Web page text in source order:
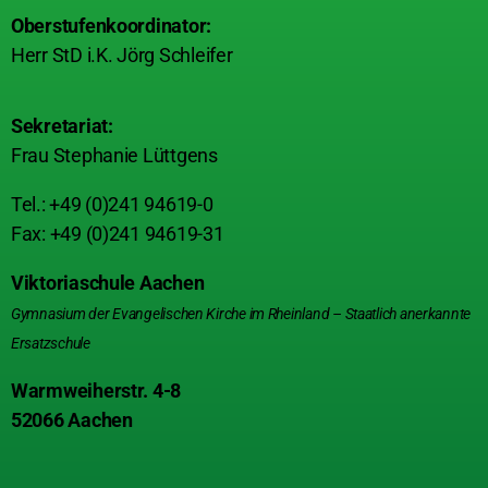
Oberstufenkoordinator:
Herr StD i.K. Jörg Schleifer
Sekretariat:
Frau Stephanie Lüttgens
Tel.: +49 (0)241 94619-0
Fax: +49 (0)241 94619-31
Viktoriaschule Aachen
Gymnasium der Evangelischen Kirche im Rheinland – Staatlich anerkannte
Ersatzschule
Warmweiherstr. 4-8
52066 Aachen